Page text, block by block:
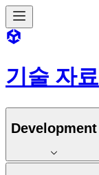
기술 자료
Development